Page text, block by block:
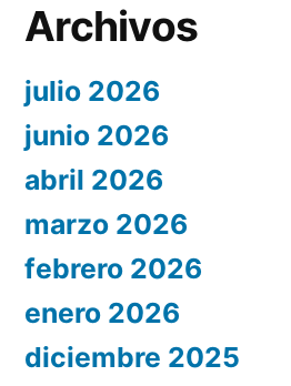
Archivos
julio 2026
junio 2026
abril 2026
marzo 2026
febrero 2026
enero 2026
diciembre 2025